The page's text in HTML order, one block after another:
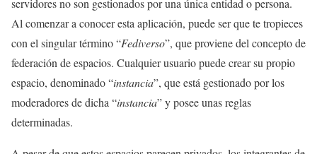
servidores no son gestionados por una única entidad o persona.
Al comenzar a conocer esta aplicación, puede ser que te tropieces
con el singular término “Fediverso”, que proviene del concepto de
federación de espacios. Cualquier usuario puede crear su propio
espacio, denominado “instancia”, que está gestionado por los
moderadores de dicha “instancia” y posee unas reglas
determinadas.